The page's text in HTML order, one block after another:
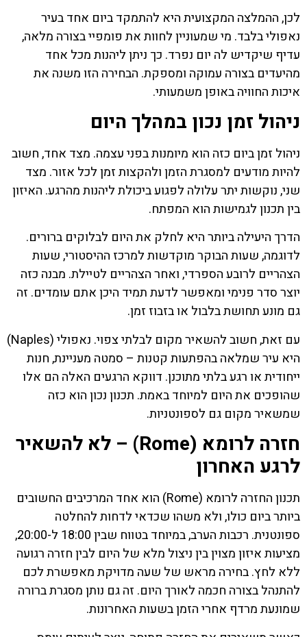
לכן, ההמלצה המקצועית היא להתמקד ביום אחד בעיר
נאפולי בלבד. מי שמעוניין לחוות את פומפיי בצורה מלאה,
עדיף שיקדיש לה יום נפרד. כך ניתן ליהנות מכל אחד
מהיעדים בצורה עמוקה ומספקת. הבחירה הזו משנה את
איכות החוויה באופן משמעותי.
ניהול זמן נכון במהלך היום
ניהול זמן ביום כזה הוא מיומנות בפני עצמה. מצד אחד, חשוב
להיות מודעים למסגרת הזמן ולהקצות זמן לכל אזור. מצד
שני, נוקשות יתר עלולה לפגוע ביכולת ליהנות מהרגע. האיזון
בין תכנון לגמישות הוא המפתח.
הדרך היעילה ביותר היא לחלק את היום לבלוקים ברורים.
לדוגמה, שעות הבוקר מוקדשות למרכז ההיסטורי, שעות
הצהריים לרובע הספרדי, ואחר הצהריים לטיילת. מבנה כזה
יוצר סדר פנימי ומאפשר לדעת תמיד היכן אתם עומדים. זה
גם מונע תחושת בלבול או בזבוז זמן.
עם זאת, חשוב להשאיר מקום לבלתי צפוי. נאפולי (Naples)
היא עיר שמלאה בהפתעות קטנות – סמטה מעניינת, חנות
ייחודית או רגע בלתי מתוכנן. דווקא הרגעים האלה הם אלו
שהופכים את היום למיוחד באמת. תכנון נכון הוא כזה
שמשאיר מקום גם לספונטניות.
חזרה לרומא (Rome) – לא להשאיר
לרגע האחרון
תכנון החזרה לרומא (Rome) הוא אחד המרכיבים החשובים
ביותר ביום כולו, ולא משהו שכדאי לדחות להחלטה
ספונטנית. רכבות הערב, במיוחד בטווח שבין 18:00 ל-20:00,
מציעות איזון מצוין בין ניצול מלא של היום לבין חזרה רגועה
ללא לחץ. בחירה מראש של שעה מדויקת מאפשרת לכם
להתנהל בצורה חכמה לאורך היום. זה גם נותן מסגרת ברורה
שמונעת מרדף אחרי הזמן בשעות האחרונות.